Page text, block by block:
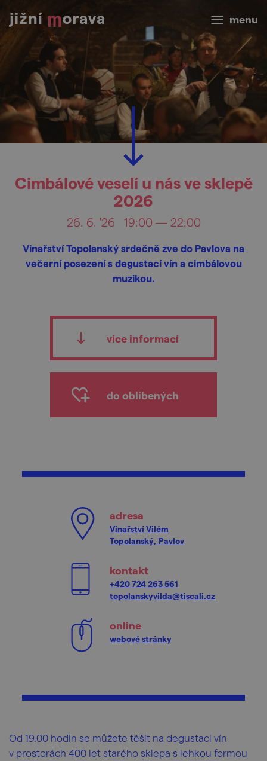
menu
Cimbálové veselí u nás ve sklepě
2026
26. 6. '26 19:00 — 22:00
Vinařství Topolanský srdečně zve do Pavlova na
večerní posezení s degustací vín a cimbálovou
muzikou.
více informací
do oblíbených
adresa
Vinařství Vilém
Topolanský, Pavlov
kontakt
+420 724 263 561
topolanskyvilda@tiscali.cz
online
webové stránky
Od 19.00 hodin se můžete těšit na degustaci vín
v prostorách 400 let starého sklepa s lehkou formou